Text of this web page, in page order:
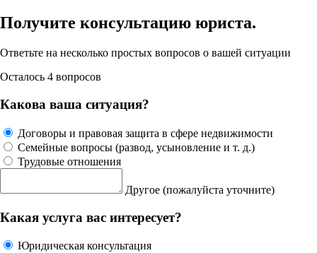
Получите консультацию юриста.
Ответьте на несколько простых вопросов о вашей ситуации
Осталось 4 вопросов
Какова ваша ситуация?
Договоры и правовая защита в сфере недвижимости
Семейные вопросы (развод, усыновление и т. д.)
Трудовые отношения
Другое (пожалуйста уточните)
Какая услуга вас интересует?
Юридическая консультация